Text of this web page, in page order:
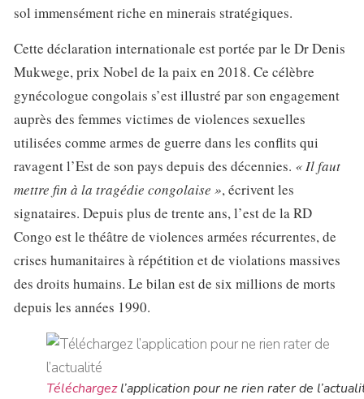
sol immensément riche en minerais stratégiques.
Cette déclaration internationale est portée par le Dr Denis
Mukwege, prix Nobel de la paix en 2018. Ce célèbre
gynécologue congolais s’est illustré par son engagement
auprès des femmes victimes de violences sexuelles
utilisées comme armes de guerre dans les conflits qui
ravagent l’Est de son pays depuis des décennies. « Il faut
mettre fin à la tragédie congolaise », écrivent les
signataires. Depuis plus de trente ans, l’est de la RD
Congo est le théâtre de violences armées récurrentes, de
crises humanitaires à répétition et de violations massives
des droits humains. Le bilan est de six millions de morts
depuis les années 1990.
Téléchargezl’application pour ne rien rater de